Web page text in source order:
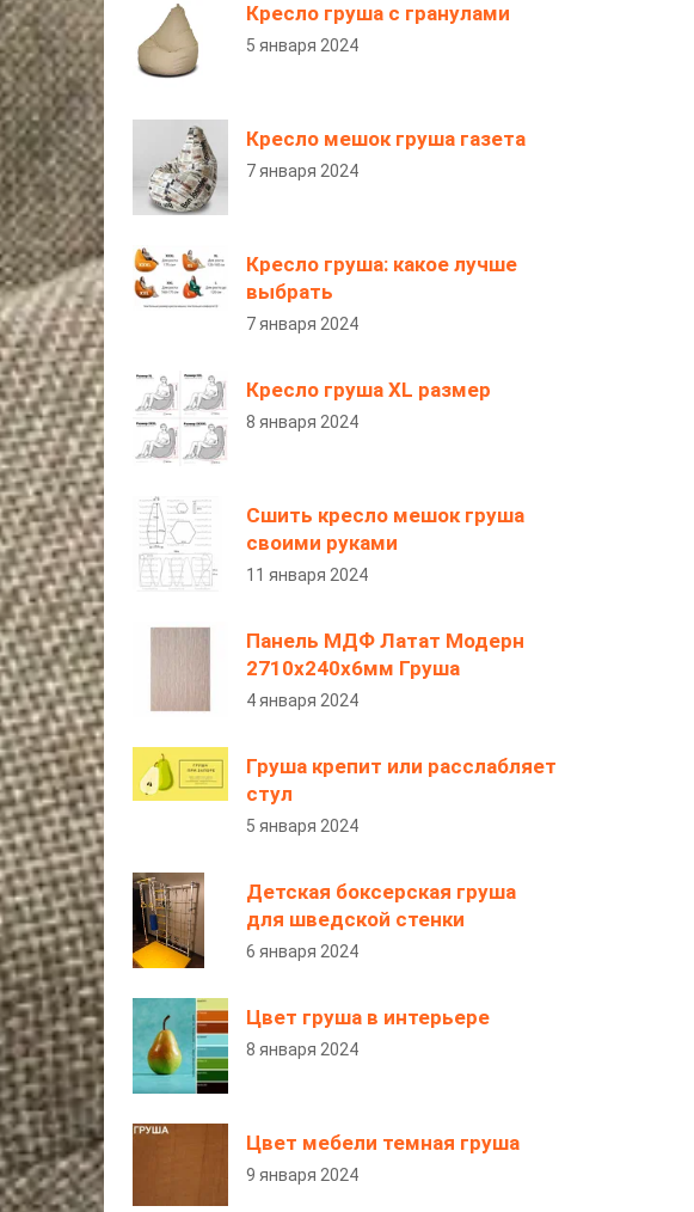
Кресло груша с гранулами
5 января 2024
Кресло мешок груша газета
7 января 2024
Кресло груша: какое лучше
выбрать
7 января 2024
Кресло груша XL размер
8 января 2024
Сшить кресло мешок груша
своими руками
11 января 2024
Панель МДФ Латат Модерн
2710х240х6мм Груша
4 января 2024
Груша крепит или расслабляет
стул
5 января 2024
Детская боксерская груша
для шведской стенки
6 января 2024
Цвет груша в интерьере
8 января 2024
Цвет мебели темная груша
9 января 2024